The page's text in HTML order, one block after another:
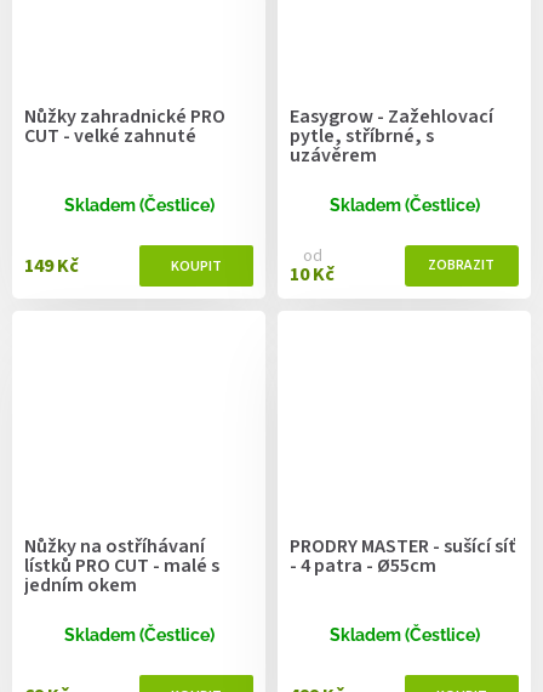
Nůžky zahradnické PRO
CUT - velké zahnuté
Skladem (Čestlice)
149 Kč
Easygrow - Zažehlovací
pytle, stříbrné, s
uzávěrem
Skladem (Čestlice)
od
10 Kč
Nůžky na ostříhávaní
lístků PRO CUT - malé s
jedním okem
Skladem (Čestlice)
PRODRY MASTER - sušící síť
- 4 patra - Ø55cm
Skladem (Čestlice)